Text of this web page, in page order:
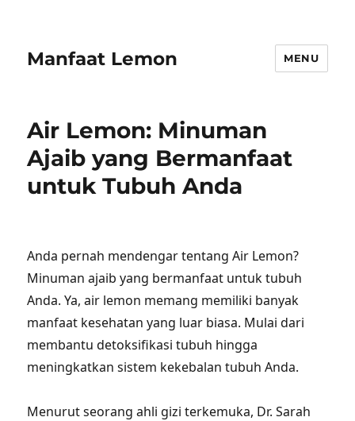
Manfaat Lemon MENU
Air Lemon: Minuman
Ajaib yang Bermanfaat
untuk Tubuh Anda
Anda pernah mendengar tentang Air Lemon?
Minuman ajaib yang bermanfaat untuk tubuh
Anda. Ya, air lemon memang memiliki banyak
manfaat kesehatan yang luar biasa. Mulai dari
membantu detoksifikasi tubuh hingga
meningkatkan sistem kekebalan tubuh Anda.
Menurut seorang ahli gizi terkemuka, Dr. Sarah